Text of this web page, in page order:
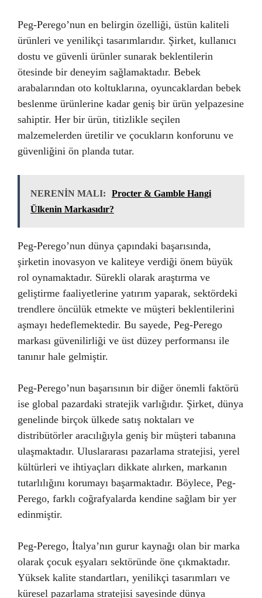
Peg-Perego’nun en belirgin özelliği, üstün kaliteli
ürünleri ve yenilikçi tasarımlarıdır. Şirket, kullanıcı
dostu ve güvenli ürünler sunarak beklentilerin
ötesinde bir deneyim sağlamaktadır. Bebek
arabalarından oto koltuklarına, oyuncaklardan bebek
beslenme ürünlerine kadar geniş bir ürün yelpazesine
sahiptir. Her bir ürün, titizlikle seçilen
malzemelerden üretilir ve çocukların konforunu ve
güvenliğini ön planda tutar.
NERENİN MALI:
Procter & Gamble Hangi
Ülkenin Markasıdır?
Peg-Perego’nun dünya çapındaki başarısında,
şirketin inovasyon ve kaliteye verdiği önem büyük
rol oynamaktadır. Sürekli olarak araştırma ve
geliştirme faaliyetlerine yatırım yaparak, sektördeki
trendlere öncülük etmekte ve müşteri beklentilerini
aşmayı hedeflemektedir. Bu sayede, Peg-Perego
markası güvenilirliği ve üst düzey performansı ile
tanınır hale gelmiştir.
Peg-Perego’nun başarısının bir diğer önemli faktörü
ise global pazardaki stratejik varlığıdır. Şirket, dünya
genelinde birçok ülkede satış noktaları ve
distribütörler aracılığıyla geniş bir müşteri tabanına
ulaşmaktadır. Uluslararası pazarlama stratejisi, yerel
kültürleri ve ihtiyaçları dikkate alırken, markanın
tutarlılığını korumayı başarmaktadır. Böylece, Peg-
Perego, farklı coğrafyalarda kendine sağlam bir yer
edinmiştir.
Peg-Perego, İtalya’nın gurur kaynağı olan bir marka
olarak çocuk eşyaları sektöründe öne çıkmaktadır.
Yüksek kalite standartları, yenilikçi tasarımları ve
küresel pazarlama stratejisi sayesinde dünya